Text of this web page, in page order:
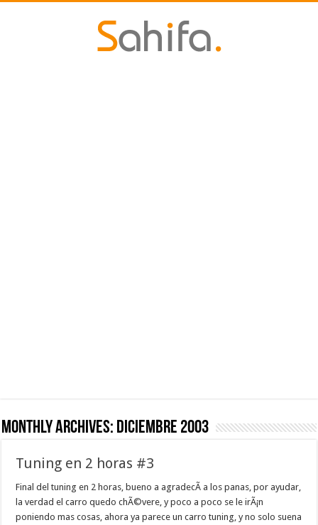
Monthly Archives: diciembre 2003
Tuning en 2 horas #3
Final del tuning en 2 horas, bueno a agradecÃ­ a los panas, por ayudar,
la verdad el carro quedo chÃ©vere, y poco a poco se le irÃ¡n
poniendo mas cosas, ahora ya parece un carro tuning, y no solo suena